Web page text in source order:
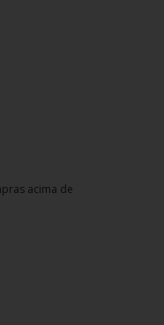
acima de